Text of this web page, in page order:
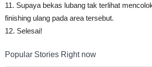
11. Supaya bekas lubang tak terlihat
finishing ulang pada area tersebut.
12. Selesai!
Popular Stories Right now